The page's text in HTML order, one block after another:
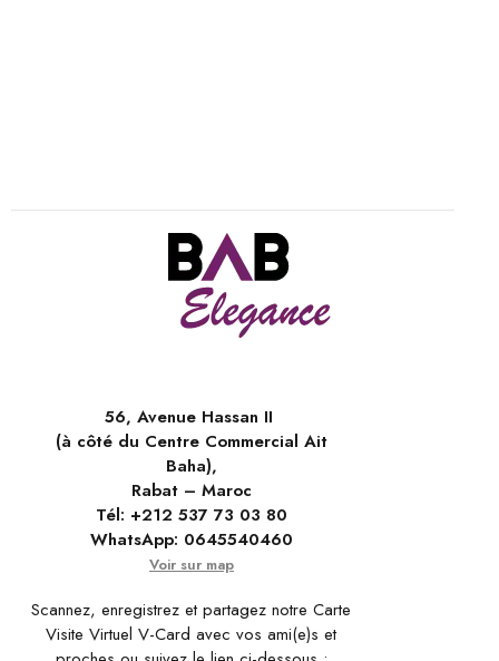
56, Avenue Hassan II
(à côté du Centre Commercial Ait
Baha),
Rabat – Maroc
Tél: +212 537 73 03 80
WhatsApp: 0645540460
Voir sur map
Scannez, enregistrez et partagez notre Carte
Visite Virtuel V-Card avec vos ami(e)s et